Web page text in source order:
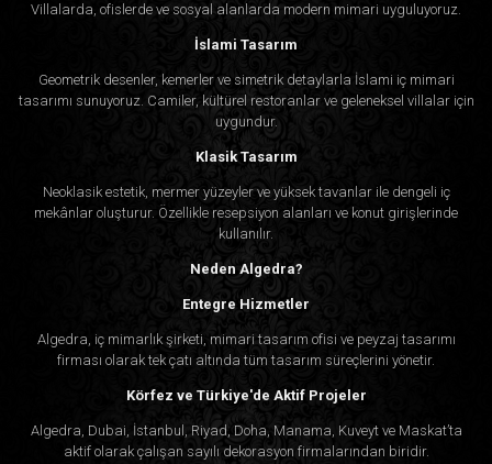
Villalarda, ofislerde ve sosyal alanlarda modern mimari uyguluyoruz.
İslami Tasarım
Geometrik desenler, kemerler ve simetrik detaylarla İslami iç mimari
tasarımı sunuyoruz. Camiler, kültürel restoranlar ve geleneksel villalar için
uygundur.
Klasik Tasarım
Neoklasik estetik, mermer yüzeyler ve yüksek tavanlar ile dengeli iç
mekânlar oluşturur. Özellikle resepsiyon alanları ve konut girişlerinde
kullanılır.
Neden Algedra?
Entegre Hizmetler
Algedra, iç mimarlık şirketi, mimari tasarım ofisi ve peyzaj tasarımı
firması olarak tek çatı altında tüm tasarım süreçlerini yönetir.
Körfez ve Türkiye'de Aktif Projeler
Algedra, Dubai, İstanbul, Riyad, Doha, Manama, Kuveyt ve Maskat’ta
aktif olarak çalışan sayılı dekorasyon firmalarından biridir.